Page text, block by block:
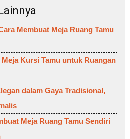
Membuat Meja Ruang Tamu
Kursi Tamu untuk Ruangan
dalam Gaya Tradisional,
Meja Ruang Tamu Sendiri